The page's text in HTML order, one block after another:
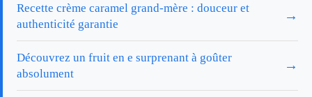
Recette crème caramel grand-mère : douceur et
authenticité garantie
→
Découvrez un fruit en e surprenant à goûter
absolument
→